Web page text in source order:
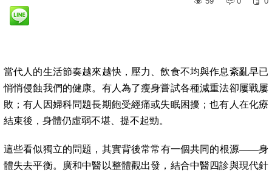
當代人的生活節奏越來越快，壓力、飲食不均與作息紊亂早已
悄悄侵蝕我們的健康。有人為了瘦身嘗試各種減重法卻屢戰屢
敗；有人因婦科問題長期飽受經痛或失眠困擾；也有人在化療
結束後，身體仍虛弱不堪、提不起勁。
這些看似獨立的問題，其實背後常常有一個共同的根源——身
體失去平衡。廣和中醫以整體觀出發，結合中醫四診與現代針